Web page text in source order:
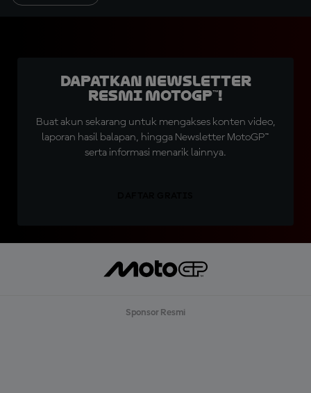
Dapatkan Newsletter
Resmi MotoGP™!
Buat akun sekarang untuk mengakses konten video,
laporan hasil balapan, hingga Newsletter MotoGP™
serta informasi menarik lainnya.
Sponsor Resmi